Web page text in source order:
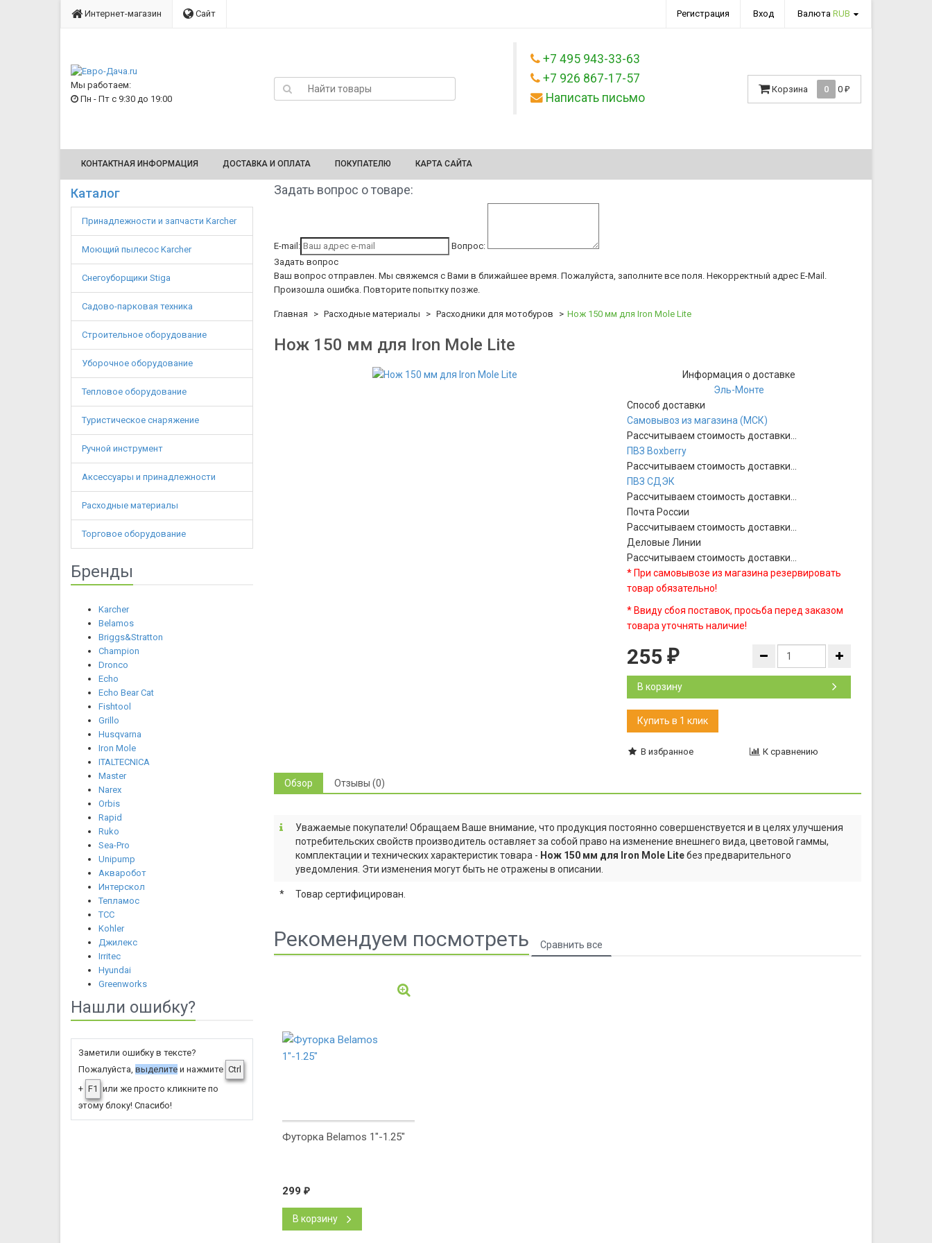
Интернет-магазин Сайт Регистрация Вход Валюта RUB
Мы работаем:
Пн - Пт с 9:30 до 19:00
+7 495 943-33-63
+7 926 867-17-57
Написать письмо
Корзина 0 0 ₽
КОНТАКТНАЯ ИНФОРМАЦИЯ ДОСТАВКА И ОПЛАТА ПОКУПАТЕЛЮ КАРТА САЙТА
Каталог
Принадлежности и запчасти Karcher
Моющий пылесос Karcher
Снегоуборщики Stiga
Садово-парковая техника
Строительное оборудование
Уборочное оборудование
Тепловое оборудование
Туристическое снаряжение
Ручной инструмент
Аксессуары и принадлежности
Расходные материалы
Торговое оборудование
Бренды
Karcher
Belamos
Briggs&Stratton
Champion
Dronco
Echo
Echo Bear Cat
Fishtool
Grillo
Husqvarna
Iron Mole
ITALTECNICA
Master
Narex
Orbis
Rapid
Ruko
Sea-Pro
Unipump
Акваробот
Интерскол
Тепламос
ТСС
Kohler
Джилекс
Irritec
Hyundai
Greenworks
Нашли ошибку?
Заметили ошибку в тексте?
Пожалуйста, выделите и нажмите Ctrl
+ F1 или же просто кликните по
этому блоку! Спасибо!
Задать вопрос о товаре:
E-mail:
Вопрос:
Задать вопрос
Ваш вопрос отправлен. Мы свяжемся с Вами в ближайшее время. Пожалуйста, заполните все поля. Некорректный адрес E-Mail.
Произошла ошибка. Повторите попытку позже.
Главная Расходные материалы Расходники для мотобуров Нож 150 мм для Iron Mole Lite
Нож 150 мм для Iron Mole Lite
Информация о доставке
Эль-Монте
Способ доставки
Самовывоз из магазина (МСК)
Рассчитываем стоимость доставки...
ПВЗ Boxberry
Рассчитываем стоимость доставки...
ПВЗ СДЭК
Рассчитываем стоимость доставки...
Почта России
Рассчитываем стоимость доставки...
Деловые Линии
Рассчитываем стоимость доставки...
* При самовывозе из магазина резервировать
товар обязательно!
* Ввиду сбоя поставок, просьба перед заказом
товара уточнять наличие!
255 ₽
В корзину
В избранное К сравнению
Обзор Отзывы (0)
Уважаемые покупатели! Обращаем Ваше внимание, что продукция постоянно совершенствуется и в целях улучшения
потребительских свойств производитель оставляет за собой право на изменение внешнего вида, цветовой гаммы,
комплектации и технических характеристик товара - Нож 150 мм для Iron Mole Liteбез предварительного
уведомления. Эти изменения могут быть не отражены в описании.
* Товар сертифицирован.
Рекомендуем посмотреть
Футорка Belamos 1"-1.25"
299 ₽
В корзину